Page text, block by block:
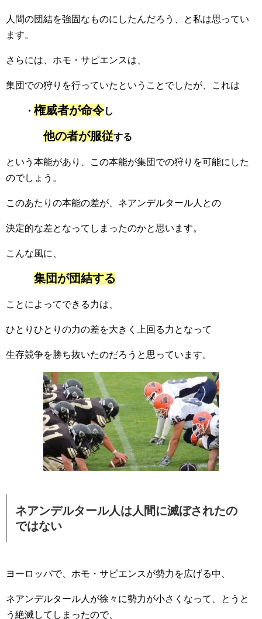
人間の団結を強固なものにしたんだろう、と私は思ってい
ます。
さらには、ホモ・サピエンスは、
集団での狩りを行っていたということでしたが、これは
・ 権威者が命令し
他の者が服従する
という本能があり、この本能が集団での狩りを可能にした
のでしょう。
このあたりの本能の差が、ネアンデルタール人との
決定的な差となってしまったのかと思います。
こんな風に、
集団が団結する
ことによってできる力は、
ひとりひとりの力の差を大きく上回る力となって
生存競争を勝ち抜いたのだろうと思っています。
ネアンデルタール人は人間に滅ぼされたの
ではない
ヨーロッパで、ホモ・サピエンスが勢力を広げる中、
ネアンデルタール人が徐々に勢力が小さくなって、とうと
う絶滅してしまったので、